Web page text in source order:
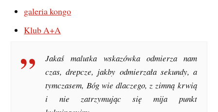
galeria kongo
Klub A+A
Jakaś malutka wskazówka odmierza nam
czas, drepcze, jakby odmierzała sekundy, a
tymczasem, Bóg wie dlaczego, z zimną krwią
i nie zatrzymując się mija punkt